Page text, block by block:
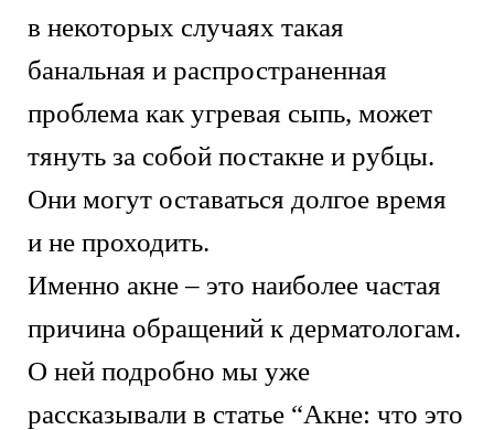
в некоторых случаях такая
банальная и распространенная
проблема как угревая сыпь, может
тянуть за собой постакне и рубцы.
Они могут оставаться долгое время
и не проходить.
Именно акне – это наиболее частая
причина обращений к дерматологам.
О ней подробно мы уже
рассказывали в статье “Акне: что это